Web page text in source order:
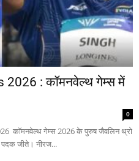
: कॉमनवेल्थ गेम्स में
0
कॉमनवेल्थ गेम्स 2026 के पुरुष जैवलिन थ्रो
पदक जीते। नीरज...